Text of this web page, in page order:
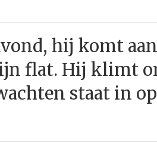
hij komt
flat. Hij klimt
staat in